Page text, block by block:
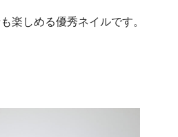
楽しめる優秀ネイルです。